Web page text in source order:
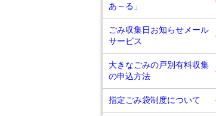
あ～る」
ごみ収集日お知らせメール
サービス
大きなごみの戸別有料収集
の申込方法
指定ごみ袋制度について